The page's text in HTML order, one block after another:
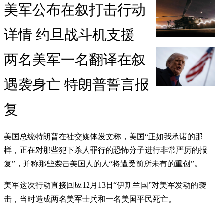
美军公布在叙打击行动
详情 约旦战斗机支援
两名美军一名翻译在叙
遇袭身亡 特朗普誓言报
复
美国总统特朗普在社交媒体发文称，美国“正如我承诺的那
样，正在对那些犯下杀人罪行的恐怖分子进行非常严厉的报
复”，并称那些袭击美国人的人“将遭受前所未有的重创”。
美军这次行动直接回应12月13日“伊斯兰国”对美军发动的袭
击，当时造成两名美军士兵和一名美国平民死亡。